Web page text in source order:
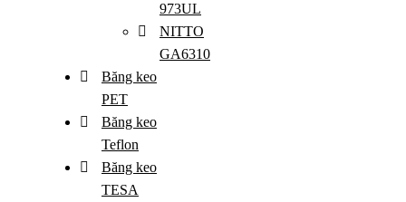
973UL
NITTO
GA6310
Băng keo
PET
Băng keo
Teflon
Băng keo
TESA